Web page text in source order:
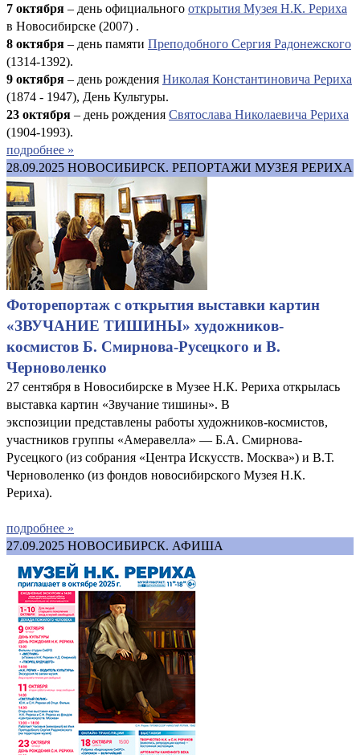
7 октября – день официального открытия Музея Н.К. Рериха
в Новосибирске (2007) .
8 октября – день памяти Преподобного Сергия Радонежского
(1314-1392).
9 октября – день рождения Николая Константиновича Рериха
(1874 - 1947), День Культуры.
23 октября – день рождения Святослава Николаевича Рериха
(1904-1993).
подробнее »
28.09.2025 НОВОСИБИРСК. РЕПОРТАЖИ МУЗЕЯ РЕРИХА
Фоторепортаж с открытия выставки картин
«ЗВУЧАНИЕ ТИШИНЫ» художников-
космистов Б. Смирнова-Русецкого и В.
Черноволенко
27 сентября в Новосибирске в Музее Н.К. Рериха открылась
выставка картин «Звучание тишины». В
экспозиции представлены работы художников-космистов,
участников группы «Амеравелла» — Б.А. Смирнова-
Русецкого (из собрания «Центра Искусств. Москва») и В.Т.
Черноволенко (из фондов новосибирского Музея Н.К.
Рериха).
подробнее »
27.09.2025 НОВОСИБИРСК. АФИША